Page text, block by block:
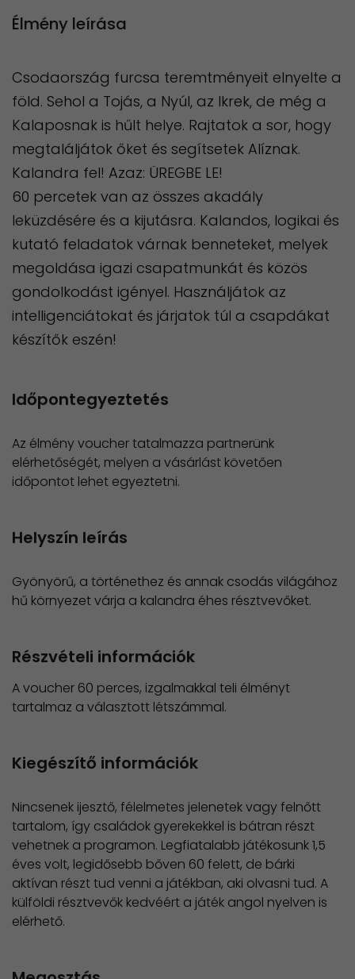
Élmény leírása
Csodaország furcsa teremtményeit elnyelte a
föld. Sehol a Tojás, a Nyúl, az Ikrek, de még a
Kalaposnak is hűlt helye. Rajtatok a sor, hogy
megtaláljátok őket és segítsetek Alíznak.
Kalandra fel! Azaz: ÜREGBE LE!
60 percetek van az összes akadály
leküzdésére és a kijutásra. Kalandos, logikai és
kutató feladatok várnak benneteket, melyek
megoldása igazi csapatmunkát és közös
gondolkodást igényel. Használjátok az
intelligenciátokat és járjatok túl a csapdákat
készítők eszén!
Időpontegyeztetés
Az élmény voucher tatalmazza partnerünk
elérhetőségét, melyen a vásárlást követően
időpontot lehet egyeztetni.
Helyszín leírás
Gyönyörű, a történethez és annak csodás világához
hű környezet várja a kalandra éhes résztvevőket.
Részvételi információk
A voucher 60 perces, izgalmakkal teli élményt
tartalmaz a választott létszámmal.
Kiegészítő információk
Nincsenek ijesztő, félelmetes jelenetek vagy felnőtt
tartalom, így családok gyerekekkel is bátran részt
vehetnek a programon. Legfiatalabb játékosunk 1,5
éves volt, legidősebb bőven 60 felett, de bárki
aktívan részt tud venni a játékban, aki olvasni tud. A
külföldi résztvevők kedvéért a játék angol nyelven is
elérhető.